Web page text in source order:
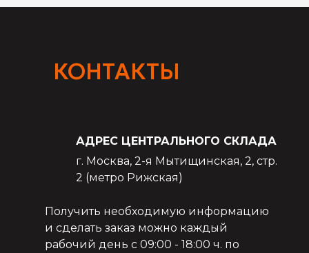
КОНТАКТЫ
АДРЕС ЦЕНТРАЛЬНОГО СКЛАДА
г. Москва, 2-я Мытищинская, 2, стр.
2 (метро Рижская)
Получить необходимую информацию
и сделать заказ можно каждый
рабочий день с 09:00 - 18:00 ч. по